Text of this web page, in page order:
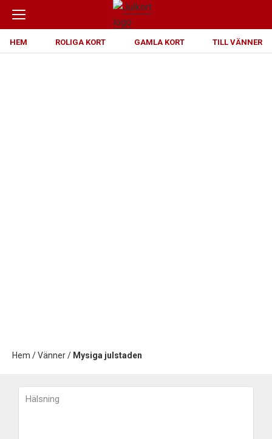
HEM ROLIGA KORT GAMLA KORT TILL VÄNNER
Hem /Vänner/ Mysiga julstaden